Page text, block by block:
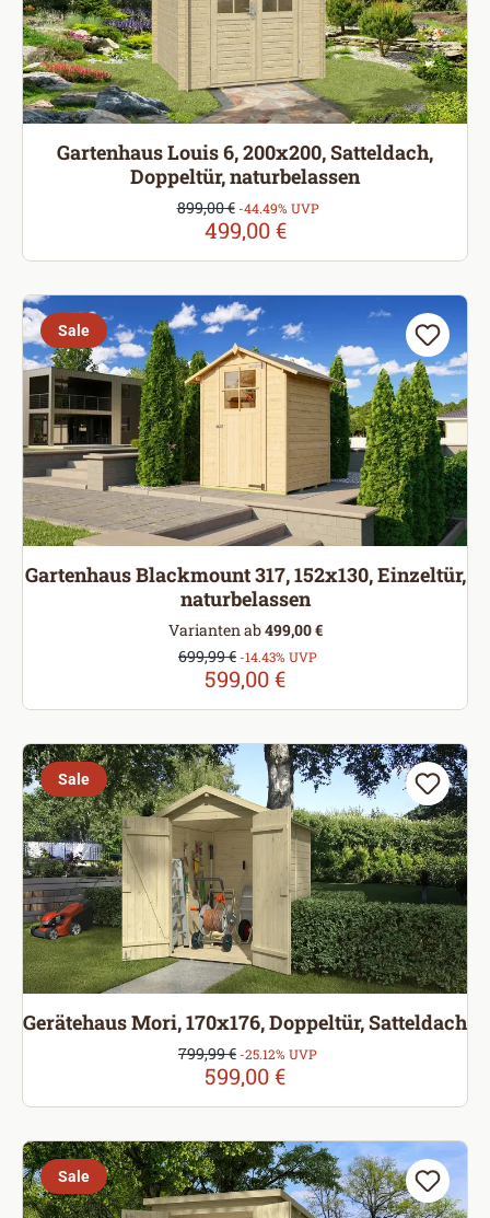
Gartenhaus Louis 6, 200x200, Satteldach,
Doppeltür, naturbelassen
Verkaufspreis:
499,00 €
Regulärer Preis:
899,00 € -44.49% UVP
Sale
Gartenhaus Blackmount 317, 152x130, Einzeltür,
naturbelassen
Varianten ab499,00 €
Verkaufspreis:
599,00 €
Regulärer Preis:
699,99 € -14.43% UVP
Sale
Gerätehaus Mori, 170x176, Doppeltür, Satteldach
Verkaufspreis:
599,00 €
Regulärer Preis:
799,99 € -25.12% UVP
Sale